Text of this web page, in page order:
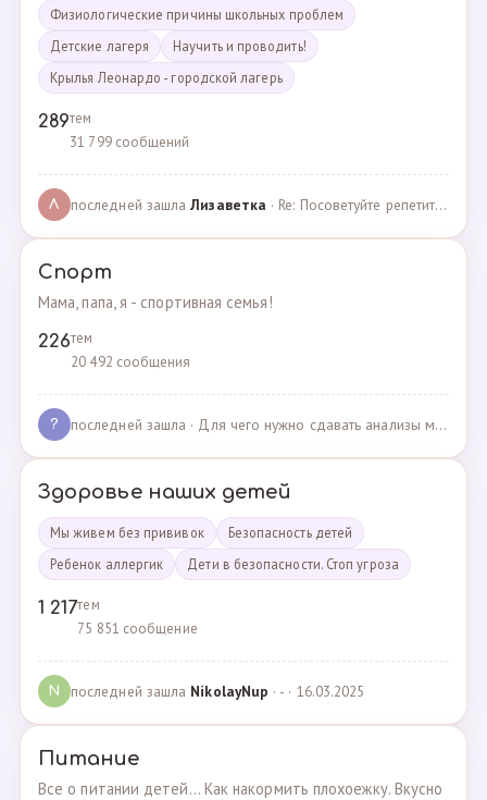
Физиологические причины школьных проблем
Детские лагеря
Научить и проводить!
Крылья Леонардо - городской лагерь
289тем
31 799 сообщений
Л последней зашлаЛизаветка · Re: Посоветуйте репетитора по английскому · 27.11.2024
Спорт
Мама, папа, я - спортивная семья!
226тем
20 492 сообщения
? последней зашла · Для чего нужно сдавать анализы мочи спортсменам? · 03.05.2025
Здоровье наших детей
Мы живем без прививок
Безопасность детей
Ребенок аллергик
Дети в безопасности. Стоп угроза
1 217тем
75 851 сообщение
N последней зашла NikolayNup · - · 16.03.2025
Питание
Все о питании детей... Как накормить плохоежку. Вкусно